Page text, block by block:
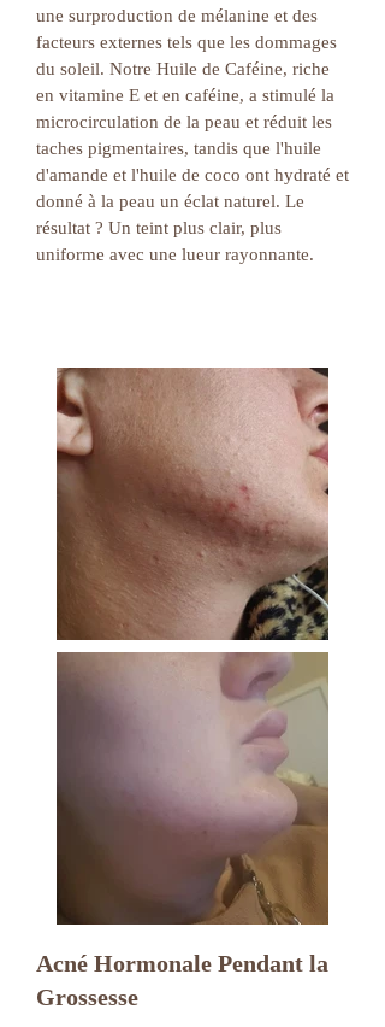
une surproduction de mélanine et des
facteurs externes tels que les dommages
du soleil. Notre Huile de Caféine, riche
en vitamine E et en caféine, a stimulé la
microcirculation de la peau et réduit les
taches pigmentaires, tandis que l'huile
d'amande et l'huile de coco ont hydraté et
donné à la peau un éclat naturel. Le
résultat ? Un teint plus clair, plus
uniforme avec une lueur rayonnante.
Acné Hormonale Pendant la
Grossesse